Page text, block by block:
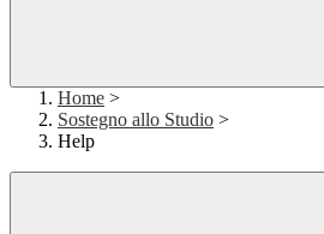
Home >
Sostegno allo Studio >
Help